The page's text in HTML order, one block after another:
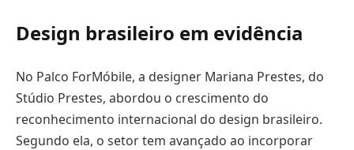
Design brasileiro em evidência
No Palco ForMóbile, a designer Mariana Prestes, do
Stúdio Prestes, abordou o crescimento do
reconhecimento internacional do design brasileiro.
Segundo ela, o setor tem avançado ao incorporar